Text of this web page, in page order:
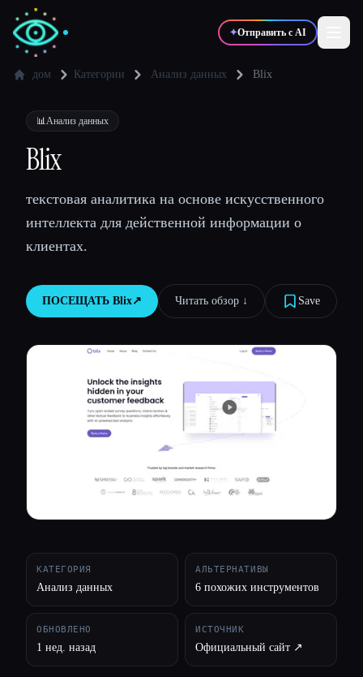
✦Отправить с AI
✍️Писатели
💻
🎓Студенты 🎬Креаторы
Блог
Сравнить инструменты
Все категории
дом Категории Анализ данных Blix
📊Анализ данных
Blix
текстовая аналитика на основе искусственного
интеллекта для действенной информации о
клиентах.
ПОСЕЩАТЬ Blix↗︎ Читать обзор ↓︎ Save
КАТЕГОРИЯ
Анализ данных
АЛЬТЕРНАТИВЫ
6 похожих инструментов
ОБНОВЛЕНО
1 нед. назад
ИСТОЧНИК
Официальный сайт ↗︎